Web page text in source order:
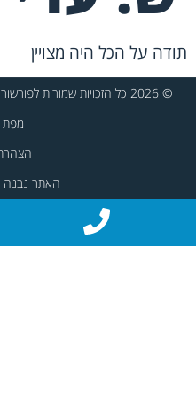
תודה על הכל היה מצויין
© 2026 כל הזכויות שמורות לפורשור מומחים בע״מ. פורשור-שרותים ניידים.
האתר נבנה